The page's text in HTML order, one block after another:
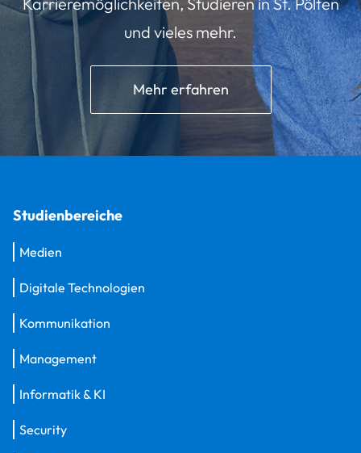
und vieles mehr.
Mehr erfahren
Studienbereiche
Medien
Digitale Technologien
Kommunikation
Management
Informatik & KI
Security